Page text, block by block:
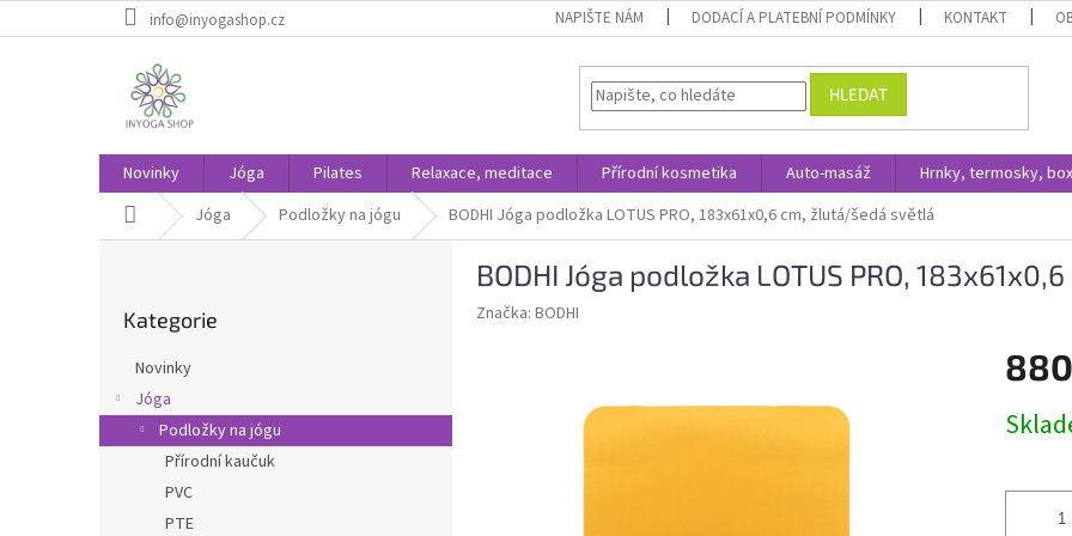
na
info@inyogashop.cz NAPIŠTE NÁM DODACÍ A PLATEBNÍ PODMÍNKY KONTAKT
HLEDAT
Novinky Jóga Pilates Relaxace, meditace Přírodní kosmetika Auto-masáž Hrnky, termosky,
Domů Jóga Podložky na jógu BODHI Jóga podložka LOTUS PRO, 183x61x0,6 cm, žlutá/šedá světlá
n
kategorie
Kategorie
Novinky
Jóga
Podložky na jógu
Přírodní kaučuk
PVC
PTE
BODHI Jóga podložka LOTUS PRO,
Značka: BODHI
cena: